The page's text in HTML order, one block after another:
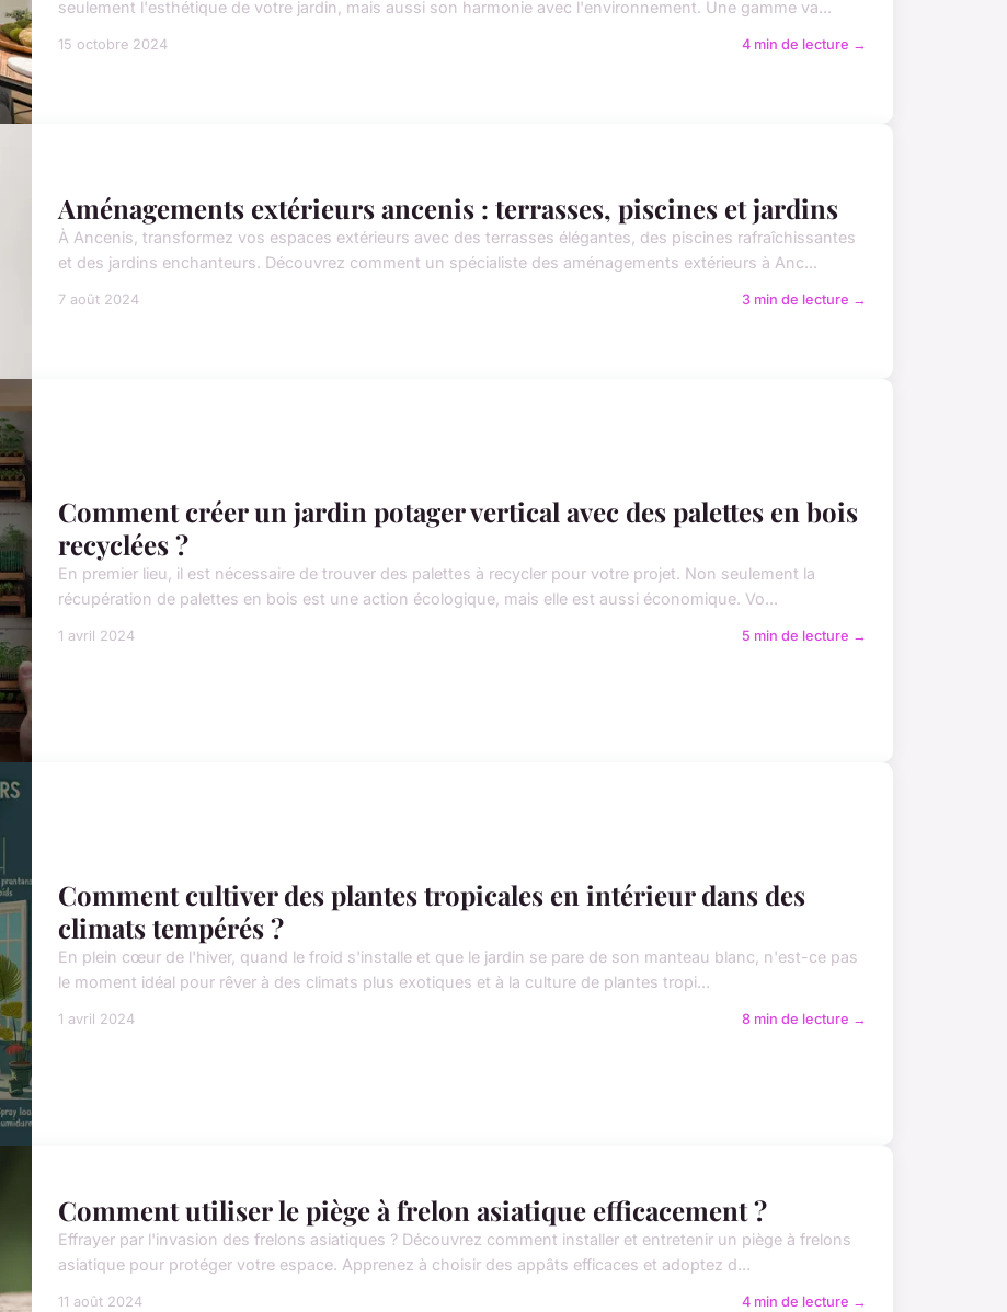
seulement l'esthétique de votre jardin, mais aussi son harmonie avec l'environnement. Une gamme va...
15 octobre 2024 4 min de lecture →
Aménagements extérieurs ancenis : terrasses, piscines et jardins
À Ancenis, transformez vos espaces extérieurs avec des terrasses élégantes, des piscines rafraîchissantes
et des jardins enchanteurs. Découvrez comment un spécialiste des aménagements extérieurs à Anc...
7 août 2024 3 min de lecture →
Comment créer un jardin potager vertical avec des palettes en bois
recyclées ?
En premier lieu, il est nécessaire de trouver des palettes à recycler pour votre projet. Non seulement la
récupération de palettes en bois est une action écologique, mais elle est aussi économique. Vo...
1 avril 2024 5 min de lecture →
Comment cultiver des plantes tropicales en intérieur dans des
climats tempérés ?
En plein cœur de l'hiver, quand le froid s'installe et que le jardin se pare de son manteau blanc, n'est-ce pas
le moment idéal pour rêver à des climats plus exotiques et à la culture de plantes tropi...
1 avril 2024 8 min de lecture →
Comment utiliser le piège à frelon asiatique efficacement ?
Effrayer par l'invasion des frelons asiatiques ? Découvrez comment installer et entretenir un piège à frelons
asiatique pour protéger votre espace. Apprenez à choisir des appâts efficaces et adoptez d...
11 août 2024 4 min de lecture →